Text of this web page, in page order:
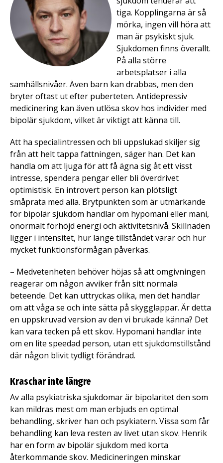
tiga. Kopplingarna är så
mörka, ingen vill höra att
man är psykiskt sjuk.
Sjukdomen finns överallt.
På alla större
arbetsplatser i alla
samhällsnivåer. Även barn kan drabbas, men den
bryter oftast ut efter puberteten. Antidepressiv
medicinering kan även utlösa skov hos individer med
bipolär sjukdom, vilket är viktigt att känna till.
Att ha specialintressen och bli uppslukad skiljer sig
från att helt tappa fattningen, säger han. Det kan
handla om att ljuga för att få ägna sig åt ett visst
intresse, spendera pengar eller bli överdrivet
optimistisk. En introvert person kan plötsligt
småprata med alla. Brytpunkten som är utmärkande
för bipolär sjukdom handlar om hypomani eller mani,
onormalt förhöjd energi och aktivitetsnivå. Skillnaden
ligger i intensitet, hur länge tillståndet varar och hur
mycket funktionsförmågan påverkas.
– Medvetenheten behöver höjas så att omgivningen
reagerar om någon avviker från sitt normala
beteende. Det kan uttryckas olika, men det handlar
om att våga se och inte sätta på skygglappar. Är detta
en uppskruvad version av den vi brukade känna? Det
kan vara tecken på ett skov. Hypomani handlar inte
om en lite speedad person, utan ett sjukdomstillstånd
där någon blivit tydligt förändrad.
Kraschar inte längre
Av alla psykiatriska sjukdomar är bipolaritet den som
kan mildras mest om man erbjuds en optimal
behandling, skriver han och psykiatern. Vissa som får
behandling kan leva resten av livet utan skov. Henrik
har en form av bipolär sjukdom med korta
återkommande skov. Medicineringen minskar